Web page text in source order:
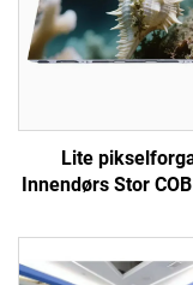
Lite
Innendørs Stor
Display
Hjemmekino